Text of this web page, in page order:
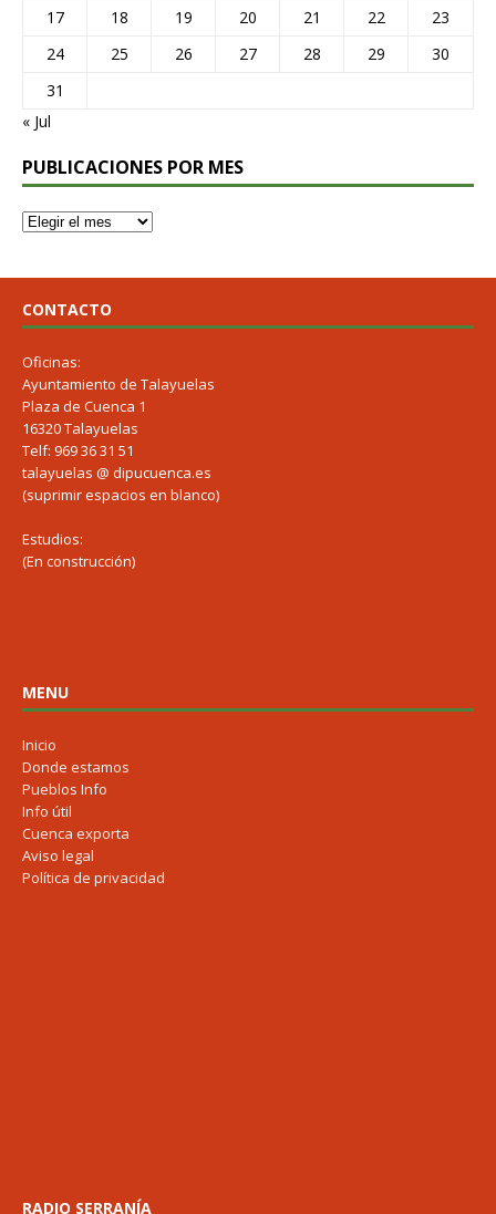
17
18 19 20 21 22
23
24
25 26 27 28 29
30
31
« Jul
PUBLICACIONES POR MES
CONTACTO
Oficinas:
Ayuntamiento de Talayuelas
Plaza de Cuenca 1
16320 Talayuelas
Telf: 969 36 31 51
talayuelas @ dipucuenca.es
(suprimir espacios en blanco)
Estudios:
(En construcción)
MENU
Inicio
Donde estamos
Pueblos Info
Info útil
Cuenca exporta
Aviso legal
Política de privacidad
RADIO SERRANÍA